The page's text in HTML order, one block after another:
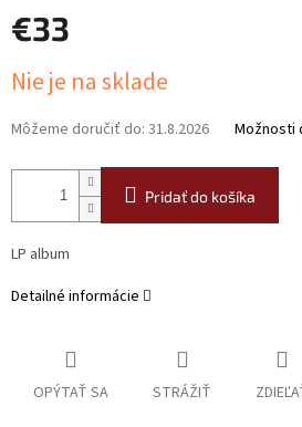
€33
cena:
Nie je na sklade
Môžeme doručiť do: 31.8.2026 Možnosti
Pridať do košíka
LP album
Detailné informácie
OPÝTAŤ SA STRÁŽIŤ